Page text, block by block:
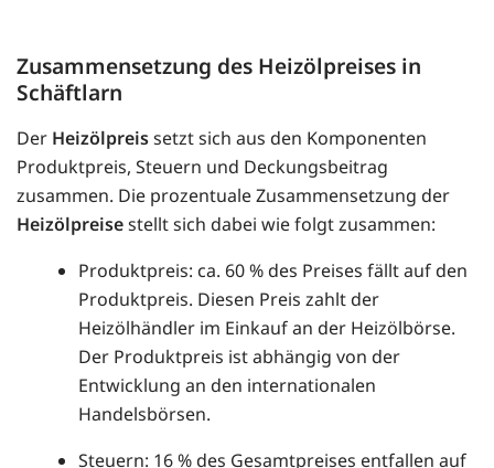
Zusammensetzung des Heizölpreises in
Schäftlarn
Der Heizölpreissetzt sich aus den Komponenten
Produktpreis, Steuern und Deckungsbeitrag
zusammen. Die prozentuale Zusammensetzung der
Heizölpreisestellt sich dabei wie folgt zusammen:
Produktpreis: ca. 60 % des Preises fällt auf den
Produktpreis. Diesen Preis zahlt der
Heizölhändler im Einkauf an der Heizölbörse.
Der Produktpreis ist abhängig von der
Entwicklung an den internationalen
Handelsbörsen.
Steuern: 16 % des Gesamtpreises entfallen auf